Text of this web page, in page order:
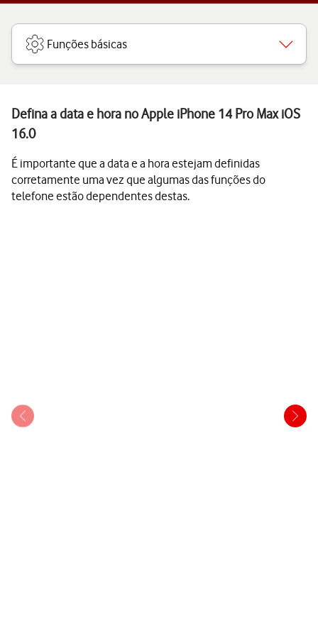
Funções básicas
Defina a data e hora no Apple iPhone 14 Pro Max iOS
16.0
É importante que a data e a hora estejam definidas
corretamente uma vez que algumas das funções do
telefone estão dependentes destas.